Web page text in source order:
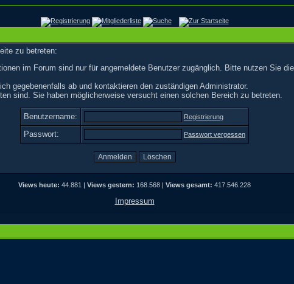
zu betreten:
im Forum sind nur für angemeldete Benutzer zugänglich. Bitte nutzen Sie
gegebenenfalls ab und kontaktieren den zuständigen Administrator.
sind. Sie haben möglicherweise versucht einen solchen Bereich zu betreten.
Benutzername: Registrierung
Passwort: Passwort vergessen
Views heute: 44.881 | Views gestern: 168.568 | Views gesamt: 417.546.228
Impressum